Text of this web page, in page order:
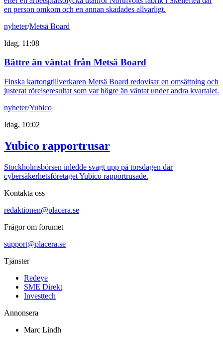
en person omkom och en annan skadades allvarligt.
nyheter/Metsä Board
Idag, 11:08
Bättre än väntat från Metsä Board
Finska kartongtillverkaren Metsä Board redovisar en omsättning och
justerat rörelseresultat som var högre än väntat under andra kvartalet.
nyheter/Yubico
Idag, 10:02
Yubico rapportrusar
Stockholmsbörsen inledde svagt upp på torsdagen där
cybersäkerhetsföretaget Yubico rapportrusade.
Kontakta oss
redaktionen@placera.se
Frågor om forumet
support@placera.se
Tjänster
Redeye
SME Direkt
Investtech
Annonsera
Marc Lindh